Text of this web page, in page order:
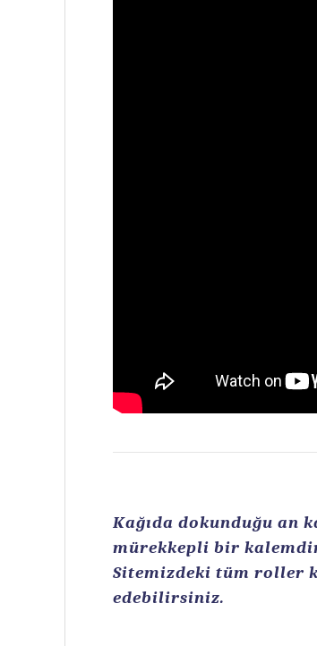
Kağıda dokunduğu
mürekkepli bir
Sitemizdeki tüm roller
edebilirsiniz.